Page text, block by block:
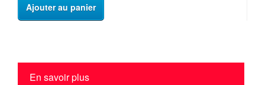
Ajouter au panier
En savoir plus